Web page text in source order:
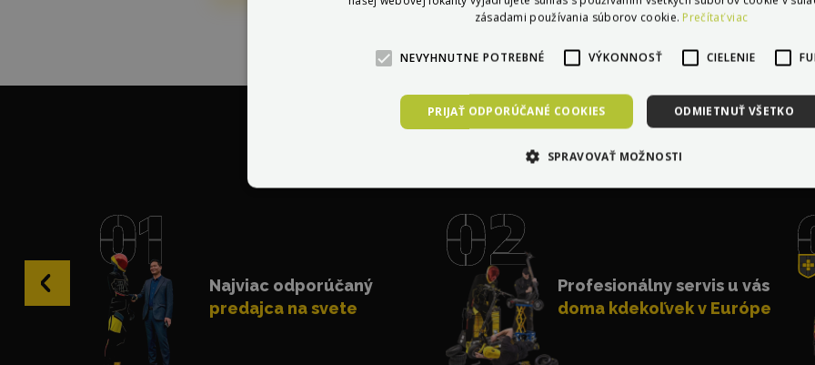
Max Blinker
Najviac odporúčaný
predajca na svete
Profesionálny servis u vás
doma kdekoľvek v Európe
‹
zásadami používania súborov cookie. Prečítať viac
NEVYHNUTNE POTREBNÉ VÝKONNOSŤ CIELENIE
PRIJAŤ ODPORÚČANÉ COOKIES ODMIETNUŤ VŠETKO
SPRAVOVAŤ MOŽNOSTI